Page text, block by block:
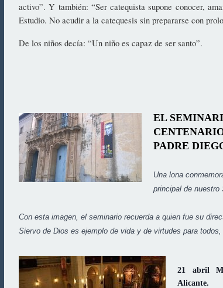
activo”. Y también: “Ser catequista supone conocer,
Estudio. No acudir a la catequesis sin prepararse con
De los niños decía: “Un niño es capaz de ser santo”.
EL
PADRE
Una lona
principal de nuestro
Con esta imagen, el seminario recuerda a quien fue su
Siervo de Dios es ejemplo de vida y de virtudes para
21 abril
Alicante.